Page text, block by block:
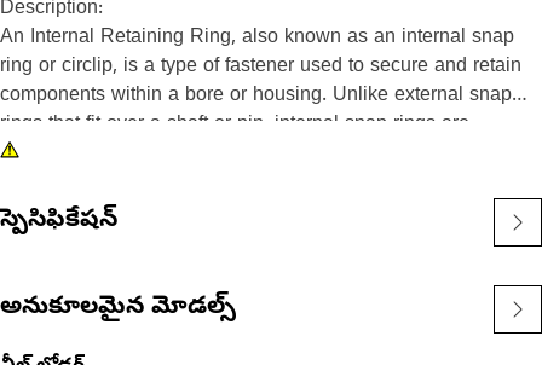
Description:
An Internal Retaining Ring, also known as an internal snap
ring or circlip, is a type of fastener used to secure and retain
components within a bore or housing. Unlike external snap
rings that fit over a shaft or pin, internal snap rings are
installed inside a bore or groove to hold components in place.
movement or displacement of components within a bore or
housing. It acts as a retaining device, holding components
• Manufactured to a precise specification and are built for
స్పెసిఫికేషన్
అనుకూలమైన మోడల్స్